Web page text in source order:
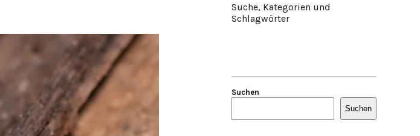
Suche, Kategorien und
Schlagwörter
Suchen
Suchen